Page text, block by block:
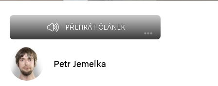
PŘEHRÁT ČLÁNEK
Petr Jemelka